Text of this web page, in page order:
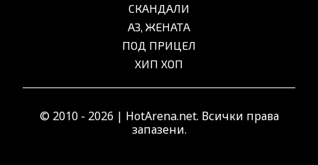
СКАНДАЛИ
АЗ, ЖЕНАТА
ПОД ПРИЦЕЛ
ХИП ХОП
© 2010 - 2026 | HotArena.net. Всички права
запазени.